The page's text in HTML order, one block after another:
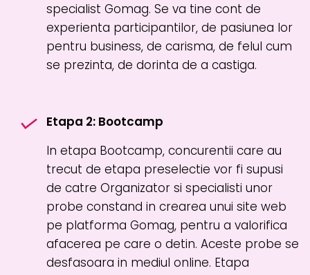
specialist Gomag. Se va tine cont de
experienta participantilor, de pasiunea lor
pentru business, de carisma, de felul cum
se prezinta, de dorinta de a castiga.
Etapa 2: Bootcamp
In etapa Bootcamp, concurentii care au
trecut de etapa preselectie vor fi supusi
de catre Organizator si specialisti unor
probe constand in crearea unui site web
pe platforma Gomag, pentru a valorifica
afacerea pe care o detin. Aceste probe se
desfasoara in mediul online. Etapa